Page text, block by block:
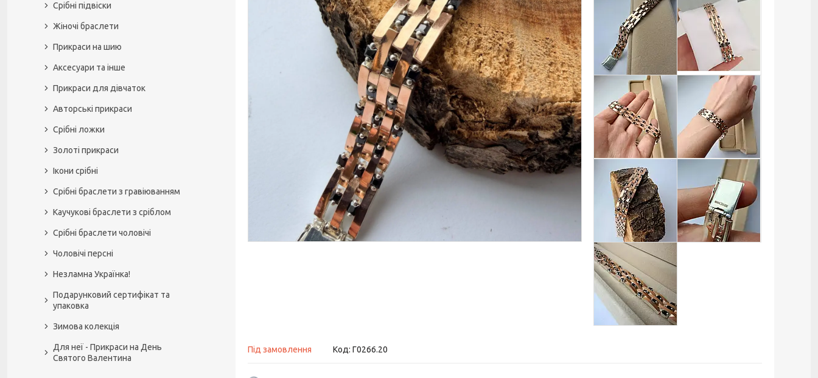
Під замовлення Код: Г0266.20
Срібні підвіски
Жіночі браслети
Прикраси на шию
Аксесуари та інше
Прикраси для дівчаток
Авторські прикраси
Срібні ложки
Золоті прикраси
Ікони срібні
Срібні браслети з гравіюванням
Каучукові браслети з сріблом
Срібні браслети чоловічі
Чоловічі персні
Незламна Українка!
Подарунковий сертифікат та
упаковка
Зимова колекція
Для неї - Прикраси на День
Святого Валентина